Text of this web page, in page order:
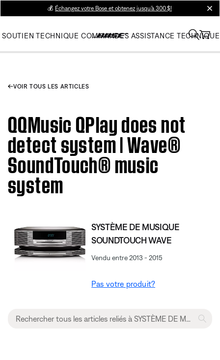
💰 Échangez votre Bose et obtenez jusqu’à 300 $!
SOUTIEN TECHNIQUE COMMANDES ASSISTANCE TECHNIQUE
VOIR TOUS LES ARTICLES
QQMusic QPlay does not
detect system | Wave®
SoundTouch® music
system
SYSTÈME DE MUSIQUE
SOUNDTOUCH WAVE
Vendu entre 2013 - 2015
Pas votre produit?